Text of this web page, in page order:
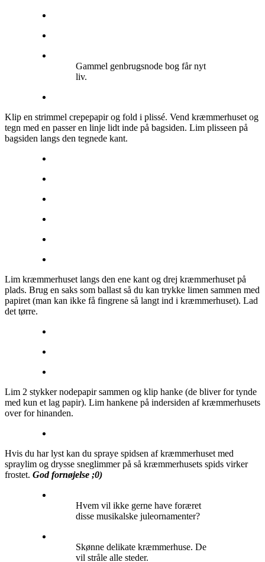
Gammel genbrugsnode bog får nyt
liv.
Klip en strimmel crepepapir og fold i plissé. Vend kræmmerhuset og
tegn med en passer en linje lidt inde på bagsiden. Lim plisseen på
bagsiden langs den tegnede kant.
Lim kræmmerhuset langs den ene kant og drej kræmmerhuset på
plads. Brug en saks som ballast så du kan trykke limen sammen med
papiret (man kan ikke få fingrene så langt ind i kræmmerhuset). Lad
det tørre.
Lim 2 stykker nodepapir sammen og klip hanke (de bliver for tynde
med kun et lag papir). Lim hankene på indersiden af kræmmerhusets
over for hinanden.
Hvis du har lyst kan du spraye spidsen af kræmmerhuset med
spraylim og drysse sneglimmer på så kræmmerhusets spids virker
frostet. God fornøjelse ;0)
Hvem vil ikke gerne have foræret
disse musikalske juleornamenter?
Skønne delikate kræmmerhuse. De
vil stråle alle steder.